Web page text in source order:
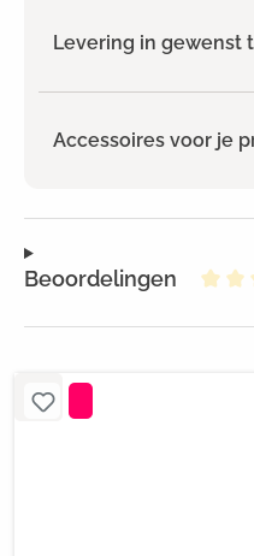
Levering in gewenst
Accessoires voor je
Beoordelingen